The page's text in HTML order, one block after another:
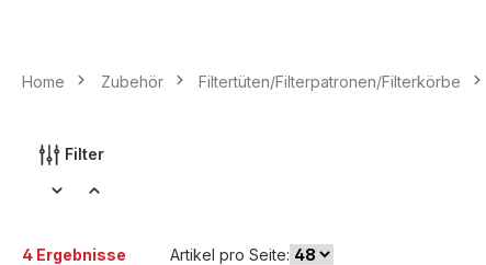
Home Zubehör Filtertüten/Filterpatronen/Filterkörbe
Filter
4 Ergebnisse Artikel pro Seite: